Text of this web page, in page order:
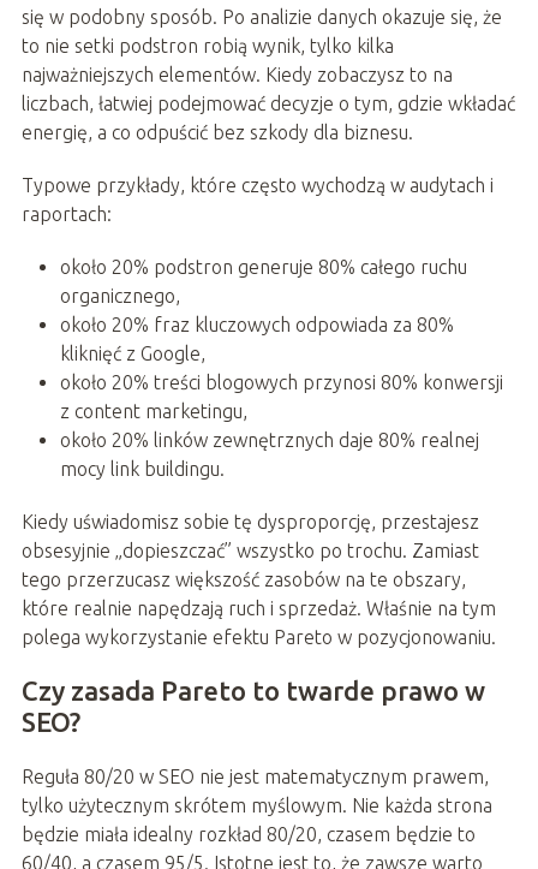
się w podobny sposób. Po analizie danych okazuje się, że
to nie setki podstron robią wynik, tylko kilka
najważniejszych elementów. Kiedy zobaczysz to na
liczbach, łatwiej podejmować decyzje o tym, gdzie wkładać
energię, a co odpuścić bez szkody dla biznesu.
Typowe przykłady, które często wychodzą w audytach i
raportach:
około 20% podstron generuje 80% całego ruchu
organicznego,
około 20% fraz kluczowych odpowiada za 80%
kliknięć z Google,
około 20% treści blogowych przynosi 80% konwersji
z content marketingu,
około 20% linków zewnętrznych daje 80% realnej
mocy link buildingu.
Kiedy uświadomisz sobie tę dysproporcję, przestajesz
obsesyjnie „dopieszczać” wszystko po trochu. Zamiast
tego przerzucasz większość zasobów na te obszary,
które realnie napędzają ruch i sprzedaż. Właśnie na tym
polega wykorzystanie efektu Pareto w pozycjonowaniu.
Czy zasada Pareto to twarde prawo w
SEO?
Reguła 80/20 w SEO nie jest matematycznym prawem,
tylko użytecznym skrótem myślowym. Nie każda strona
będzie miała idealny rozkład 80/20, czasem będzie to
60/40, a czasem 95/5. Istotne jest to, że zawsze warto